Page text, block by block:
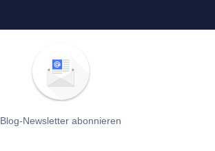
Blog-Newsletter abonnieren